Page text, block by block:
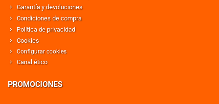
Garantía y devoluciones
Condiciones de compra
Política de privacidad
Cookies
Configurar cookies
Canal ético
PROMOCIONES